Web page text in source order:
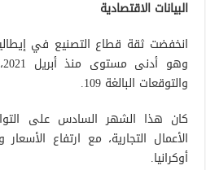
البيانات الاقتصادية
والتوقعات البالغة 109.
كان هذا الشهر السادس على
الأعمال التجارية، مع ارتفاع
أوكرانيا.